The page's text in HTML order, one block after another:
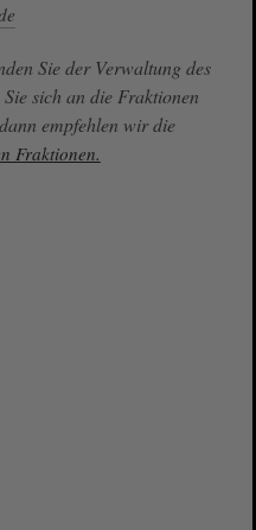
Sie der Verwaltung des
sich an die Fraktionen
empfehlen wir die
Fraktionen.